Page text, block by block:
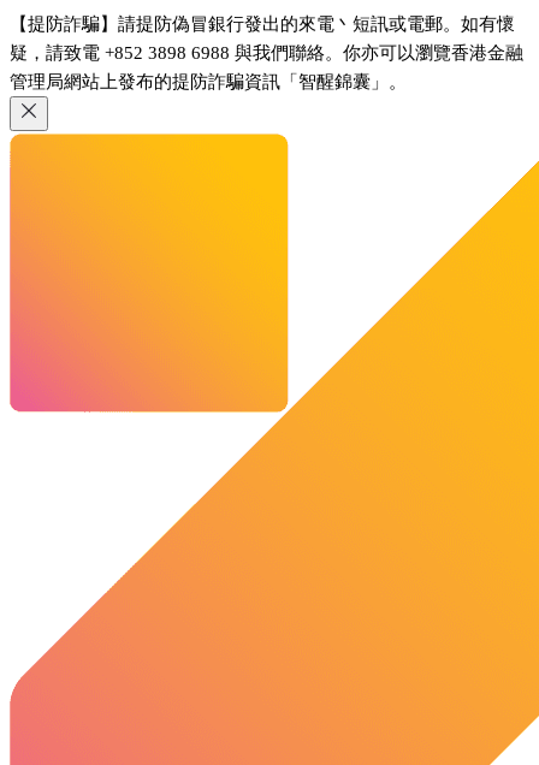
【提防詐騙】請提防偽冒銀行發出的來電丶短訊或電郵。如有懷
疑，請致電 +852 3898 6988 與我們聯絡。你亦可以瀏覽香港金融
管理局網站上發布的提防詐騙資訊「智醒錦囊」。